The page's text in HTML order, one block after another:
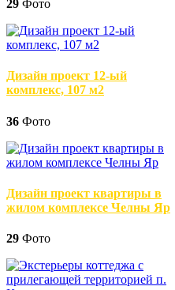
29 Фото
Дизайн проект 12-ый
комплекс, 107 м2
36 Фото
Дизайн проект квартиры в
жилом комплексе Челны Яр
29 Фото